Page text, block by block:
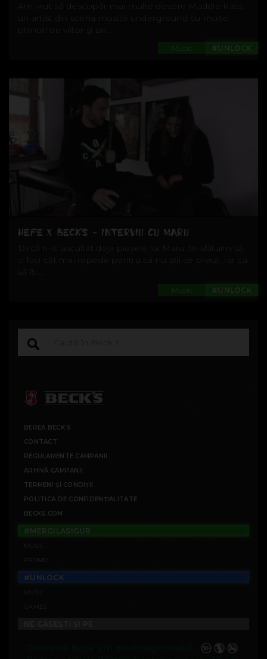
Am vrut să descopăr mai multe despre Maddie Kate,
un artist din scena muzicii underground cu multe
planuri de viitor și un...
#UNLOCK
Music
HEFE X BECK'S - INTERVIU CU MARU
Dacă n-ai ascultat deja piesele lui Maru, te sfătuim să
o faci cât mai repede pentru că nu știi ce pierzi. Iar ca
să îți...
#UNLOCK
Music
BEREA BECK'S
CONTACT
REGULAMENTE CAMPANII
ARHIVĂ CAMPANII
TERMENI ȘI CONDIȚII
POLITICA DE CONFIDENȚIALITATE
BECKS.COM
#MERGILASIGUR
#UNLOCK
GAMES